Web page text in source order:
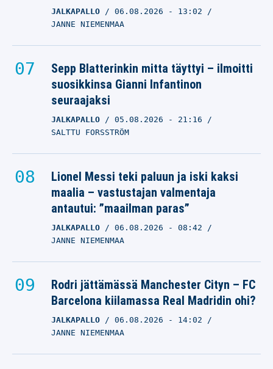
JALKAPALLO 06.08.2026 - 13:02
JANNE NIEMENMAA
Sepp Blatterinkin mitta täyttyi – ilmoitti
suosikkinsa Gianni Infantinon
seuraajaksi
JALKAPALLO 05.08.2026 - 21:16
SALTTU FORSSTRÖM
Lionel Messi teki paluun ja iski kaksi
maalia – vastustajan valmentaja
antautui: ”maailman paras”
JALKAPALLO 06.08.2026 - 08:42
JANNE NIEMENMAA
Rodri jättämässä Manchester Cityn – FC
Barcelona kiilamassa Real Madridin ohi?
JALKAPALLO 06.08.2026 - 14:02
JANNE NIEMENMAA